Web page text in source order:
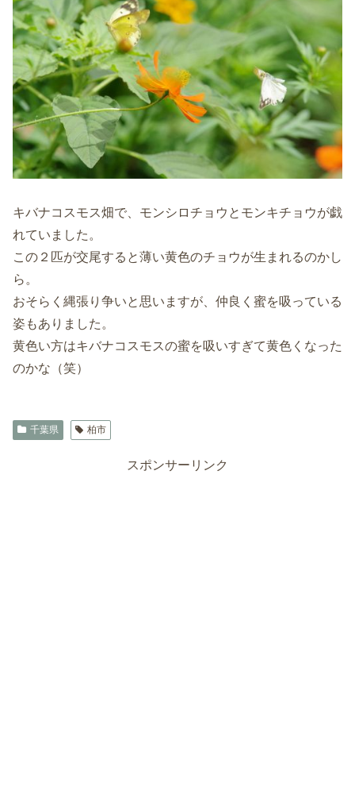
キバナコスモス畑で、モンシロチョウとモンキチョウが戯
れていました。
この２匹が交尾すると薄い黄色のチョウが生まれるのかし
ら。
おそらく縄張り争いと思いますが、仲良く蜜を吸っている
姿もありました。
黄色い方はキバナコスモスの蜜を吸いすぎて黄色くなった
のかな（笑）
千葉県 柏市
スポンサーリンク